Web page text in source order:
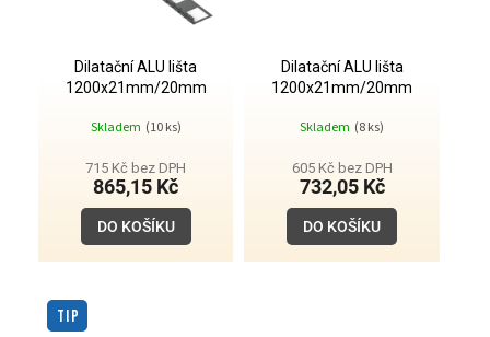
Dilatační ALU lišta
1200x21mm/20mm
Skladem (10 ks)
715 Kč bez DPH
865,15 Kč
DO KOŠÍKU
Dilatační ALU lišta
1200x21mm/20mm
Skladem (8 ks)
605 Kč bez DPH
732,05 Kč
DO KOŠÍKU
TIP